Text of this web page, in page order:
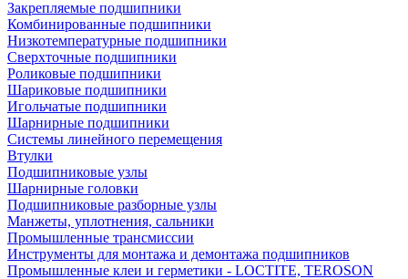
Закрепляемые подшипники
Комбинированные подшипники
Низкотемпературные подшипники
Сверхточные подшипники
Роликовые подшипники
Шариковые подшипники
Игольчатые подшипники
Шарнирные подшипники
Системы линейного перемещения
Втулки
Подшипниковые узлы
Шарнирные головки
Подшипниковые разборные узлы
Манжеты, уплотнения, сальники
Промышленные трансмиссии
Инструменты для монтажа и демонтажа подшипников
Промышленные клеи и герметики - LOCTITE, TEROSON